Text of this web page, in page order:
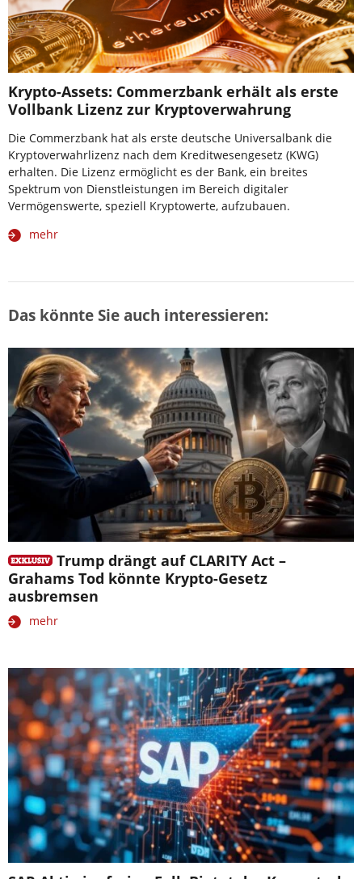
Krypto-Assets: Commerzbank erhält als erste
Vollbank Lizenz zur Kryptoverwahrung
Die Commerzbank hat als erste deutsche Universalbank die
Kryptoverwahrlizenz nach dem Kreditwesengesetz (KWG)
erhalten. Die Lizenz ermöglicht es der Bank, ein breites
Spektrum von Dienstleistungen im Bereich digitaler
Vermögenswerte, speziell Kryptowerte, aufzubauen.
mehr
Das könnte Sie auch interessieren:
Trump drängt auf CLARITY Act –
Grahams Tod könnte Krypto-Gesetz
ausbremsen
mehr